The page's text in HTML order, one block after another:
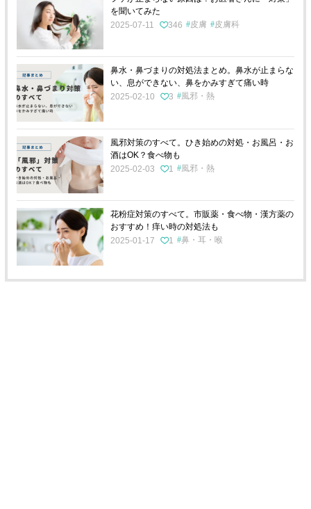
を聞いてみた
2025-07-11
346 皮膚 皮膚科
鼻水・鼻づまりの対処法まとめ。鼻水が止まらな
い、息ができない、鼻をかみすぎて痛い時
2025-02-10
3 風邪・熱
風邪対策のすべて。ひき始めの対処・お風呂・お
酒はOK？食べ物も
2025-02-03
1 風邪・熱
花粉症対策のすべて。市販薬・食べ物・漢方薬の
おすすめ！痒い時の対処法も
2025-01-17
1 鼻・耳・喉